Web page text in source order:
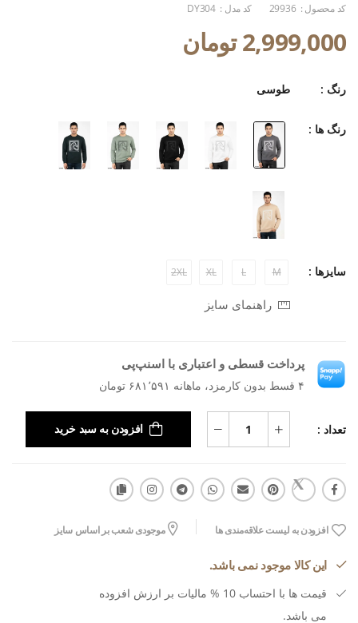
کد محصول : 29936 کد مدل : DY304
2,999,000 تومان
رنگ : طوسی
رنگ ها :
سایزها : M
L
XL
2XL
راهنمای سایز
پرداخت قسطی و اعتباری با اسنپ‌پی
۴ قسط بدون کارمزد، ماهانه ۶۸۱٬۵۹۱ تومان
تعداد : افزودن به سبد خرید
افزودن به لیست علاقه‌مندی ها موجودی شعب بر اساس سایز
این کالا موجود نمی باشد.
قیمت ها با احتساب 10 % مالیات بر ارزش افزوده
می باشد.